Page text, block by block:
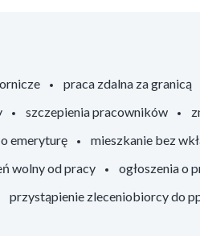
praca zdalna za granicą
szczepienia pracowników
emeryturę mieszkanie bez
wolny od pracy ogłoszenia o
przystąpienie zleceniobiorcy do